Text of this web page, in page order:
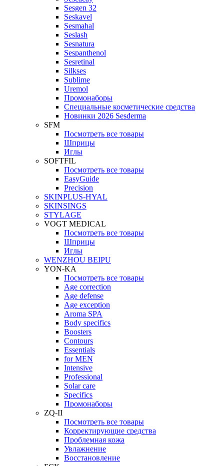
Sesgen 32
Seskavel
Sesmahal
Seslash
Sesnatura
Sespanthenol
Sesretinal
Silkses
Sublime
Uremol
Промонаборы
Специальные косметические средства
Новинки 2026 Sesderma
SFM
Посмотреть все товары
Шприцы
Иглы
SOFTFIL
Посмотреть все товары
EasyGuide
Precision
SKINPLUS-HYAL
SKINSINGS
STYLAGE
VOGT MEDICAL
Посмотреть все товары
Шприцы
Иглы
WENZHOU BEIPU
YON-KA
Посмотреть все товары
Age correction
Age defense
Age exception
Aroma SPA
Body specifics
Boosters
Contours
Essentials
for MEN
Intensive
Professional
Solar care
Specifics
Промонаборы
ZQ-II
Посмотреть все товары
Корректирующие средства
Проблемная кожа
Увлажнение
Восстановление